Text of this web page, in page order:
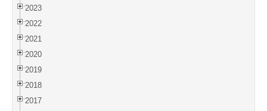
2023
2022
2021
2020
2019
2018
2017